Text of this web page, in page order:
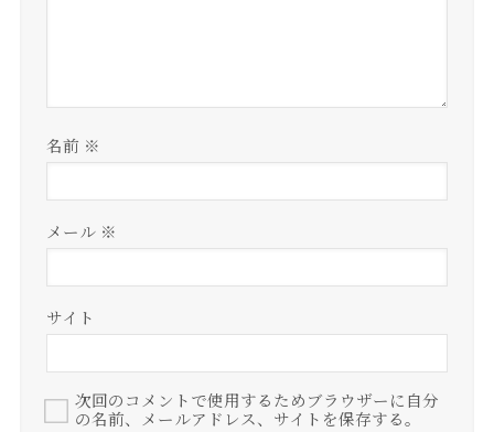
名前 ※
メール ※
サイト
次回のコメントで使用するためブラウザーに自分
の名前、メールアドレス、サイトを保存する。